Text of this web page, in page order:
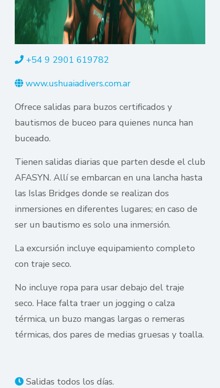
+54 9 2901 619782
www.ushuaiadivers.com.ar
Ofrece salidas para buzos certificados y
bautismos de buceo para quienes nunca han
buceado.
Tienen salidas diarias que parten desde el club
AFASYN. Allí se embarcan en una lancha hasta
las Islas Bridges donde se realizan dos
inmersiones en diferentes lugares; en caso de
ser un bautismo es solo una inmersión.
La excursión incluye equipamiento completo
con traje seco.
No incluye ropa para usar debajo del traje
seco. Hace falta traer un jogging o calza
térmica, un buzo mangas largas o remeras
térmicas, dos pares de medias gruesas y toalla.
Salidas todos los días.